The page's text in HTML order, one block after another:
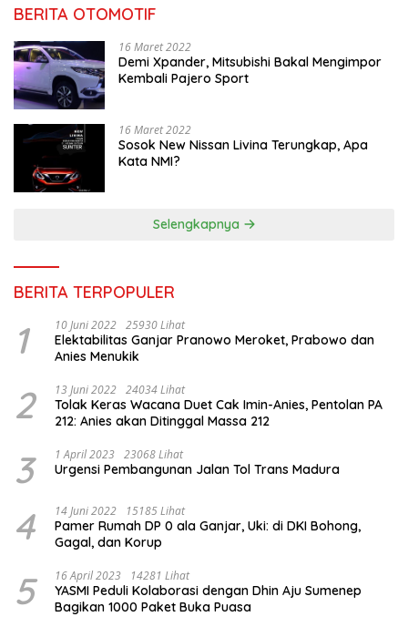
BERITA OTOMOTIF
16 Maret 2022
Demi Xpander, Mitsubishi Bakal Mengimpor
Kembali Pajero Sport
16 Maret 2022
Sosok New Nissan Livina Terungkap, Apa
Kata NMI?
Selengkapnya
BERITA TERPOPULER
1 10 Juni 2022 25930 Lihat
Elektabilitas Ganjar Pranowo Meroket, Prabowo dan
Anies Menukik
2 13 Juni 2022 24034 Lihat
Tolak Keras Wacana Duet Cak Imin-Anies, Pentolan PA
212: Anies akan Ditinggal Massa 212
3 1 April 2023 23068 Lihat
Urgensi Pembangunan Jalan Tol Trans Madura
4 14 Juni 2022 15185 Lihat
Pamer Rumah DP 0 ala Ganjar, Uki: di DKI Bohong,
Gagal, dan Korup
5 16 April 2023 14281 Lihat
YASMI Peduli Kolaborasi dengan Dhin Aju Sumenep
Bagikan 1000 Paket Buka Puasa